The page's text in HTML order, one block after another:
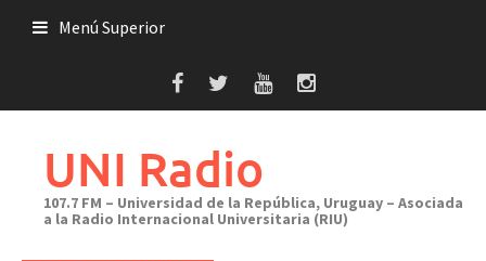
Menú Superior
UNI Radio
107.7 FM – Universidad de la República, Uruguay – Asociada
a la Radio Internacional Universitaria (RIU)